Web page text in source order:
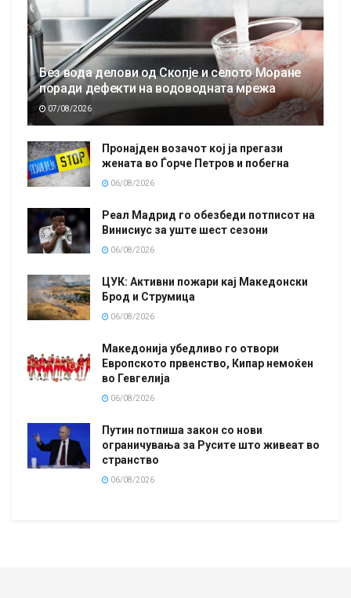
Без вода делови од Скопје и селото Моране
поради дефекти на водоводната мрежа
07/08/2026
Пронајден возачот кој ја прегази
жената во Ѓорче Петров и побегна
06/08/2026
Реал Мадрид го обезбеди потписот на
Винисиус за уште шест сезони
06/08/2026
ЦУК: Активни пожари кај Македонски
Брод и Струмица
06/08/2026
Македонија убедливо го отвори
Европското првенство, Кипар немоќен
во Гевгелија
06/08/2026
Путин потпиша закон со нови
ограничувања за Русите што живеат во
странство
06/08/2026